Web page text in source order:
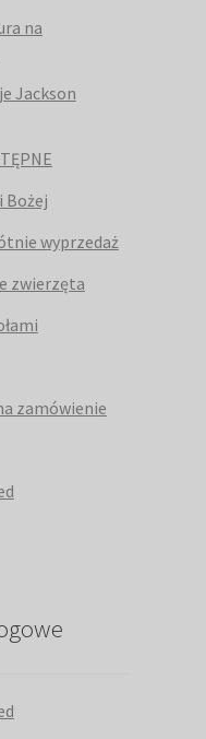
na
Jackson
Bożej
wyprzedaż
zwierzęta
zamówienie